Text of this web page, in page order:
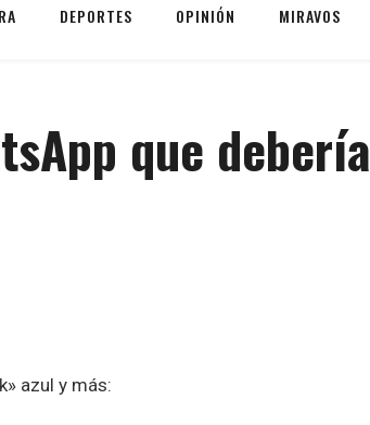
DEPORTES OPINIÓN MIRAVOS
que
azul y más: